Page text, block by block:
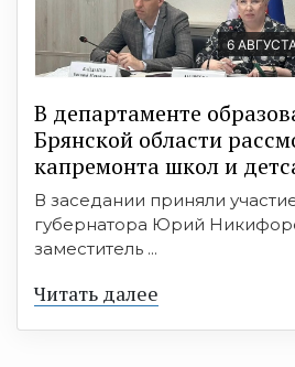
6
В департаменте
Брянской области
капремонта школ и
В заседании приняли
губернатора Юрий
заместитель ...
Читать далее